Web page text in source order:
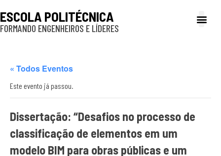
ESCOLA POLITÉCNICA
FORMANDO ENGENHEIROS E LÍDERES
« Todos Eventos
Este evento já passou.
Dissertação: “Desafios no processo de
classificação de elementos em um
modelo BIM para obras públicas e um